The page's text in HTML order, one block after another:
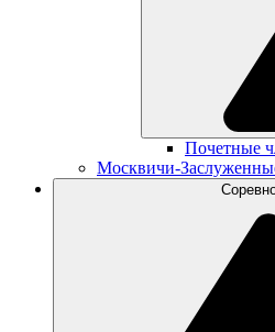
Почетные
Москвичи-